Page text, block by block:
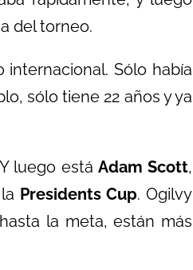
del torneo.
Sólo había
sólo tiene 22 años y ya
luego está Adam Scott,
Presidents Cup. Ogilvy
la meta, están más